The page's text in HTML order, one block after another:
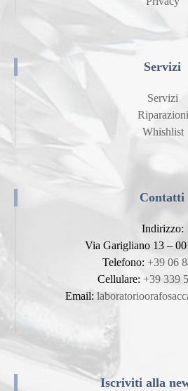
Servizi
Servizi
Riparazioni
Whishlist
Contatti
Indirizzo:
Via Garigliano 13 –
Telefono: +39 06
Cellulare: +39 339
Email:
Iscriviti alla